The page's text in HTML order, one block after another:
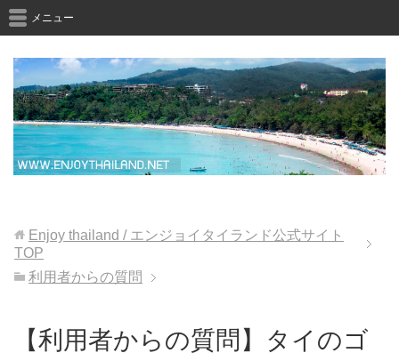
メニュー
Enjoy thailand / エンジョイタイランド公式サイト
TOP
利用者からの質問
【利用者からの質問】タイのゴ